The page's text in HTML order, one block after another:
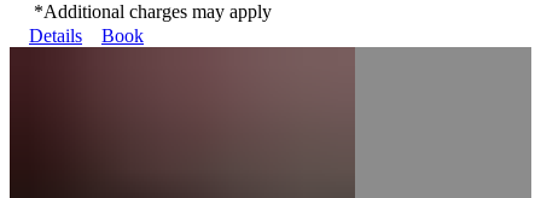
*Additional charges may apply
Details
Book